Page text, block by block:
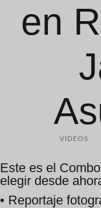
en
VIDEOS
Este es el
elegir desde ahora
• Reportaje